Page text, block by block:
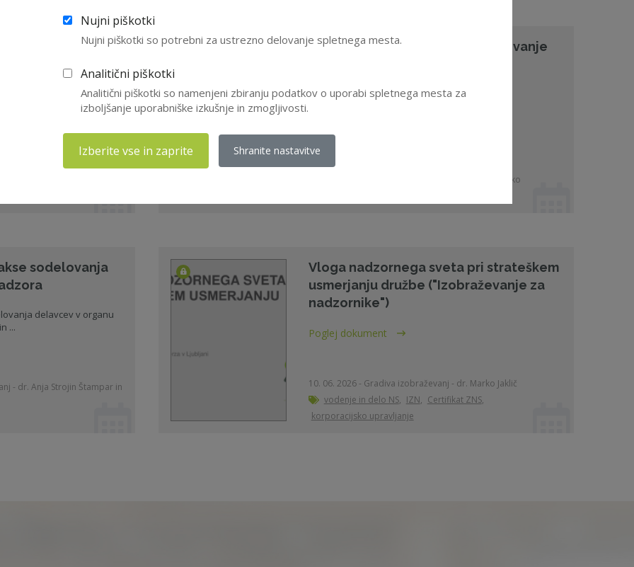
Upravljanje s tveganji ("Izobraževanje
Poglej dokument
05. 06. 2025 - Gradiva izobraževanj - dr. Nadja Zorko
sodelovanja
delavcev v organu
...
- dr. Anja Strojin Štampar in
Vloga nadzornega sveta pri strateškem
usmerjanju družbe ("Izobraževanje za
nadzornike")
Poglej dokument
10. 06. 2026 - Gradiva izobraževanj - dr. Marko Jaklič
vodenje in delo NS, IZN, Certifikat ZNS,
korporacijsko upravljanje
Nujni piškotki
Nujni piškotki so potrebni za ustrezno delovanje spletnega mesta.
Analitični piškotki
Analitični piškotki so namenjeni zbiranju podatkov o uporabi spletnega mesta za
izboljšanje uporabniške izkušnje in zmogljivosti.
Izberite vse in zaprite Shranite nastavitve